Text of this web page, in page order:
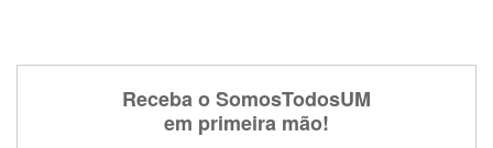
Receba o SomosTodosUM
em primeira mão!